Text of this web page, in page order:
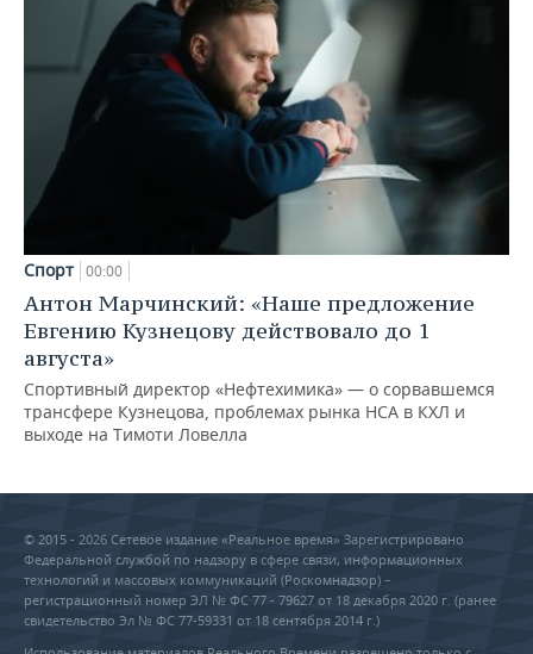
Спорт 00:00
Антон Марчинский: «Наше предложение
Евгению Кузнецову действовало до 1
августа»
Спортивный директор «Нефтехимика» — о сорвавшемся
трансфере Кузнецова, проблемах рынка НСА в КХЛ и
выходе на Тимоти Ловелла
© 2015 - 2026 Сетевое издание «Реальное время» Зарегистрировано
Федеральной службой по надзору в сфере связи, информационных
технологий и массовых коммуникаций (Роскомнадзор) –
регистрационный номер ЭЛ № ФС 77 - 79627 от 18 декабря 2020 г. (ранее
свидетельство Эл № ФС 77-59331 от 18 сентября 2014 г.)